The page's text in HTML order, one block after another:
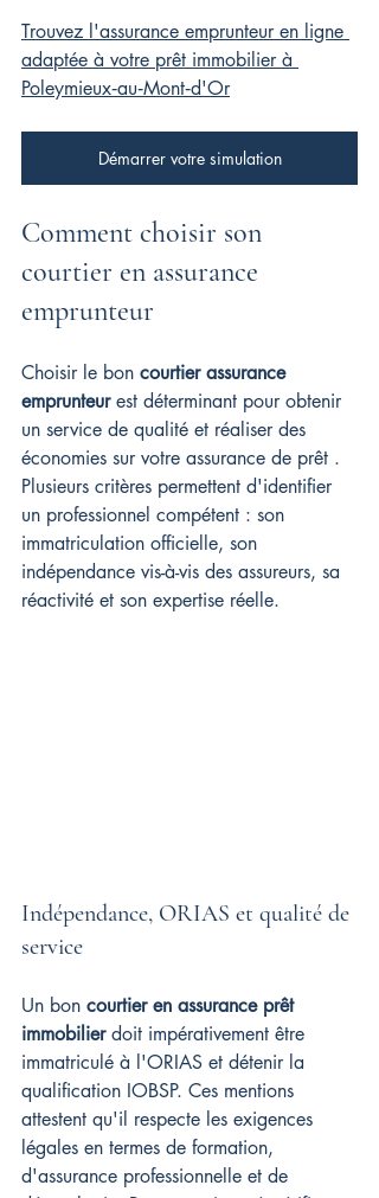
Trouvez l'assurance emprunteur en ligne
adaptée à votre prêt immobilier à
Poleymieux‑au‑Mont‑d'Or
Démarrer votre simulation
Comment choisir son
courtier en assurance
emprunteur
Choisir le bon courtier assurance
emprunteur est déterminant pour obtenir
un service de qualité et réaliser des
économies sur votre assurance de prêt .
Plusieurs critères permettent d'identifier
un professionnel compétent : son
immatriculation officielle, son
indépendance vis-à-vis des assureurs, sa
réactivité et son expertise réelle.
Indépendance, ORIAS et qualité de
service
Un bon courtier en assurance prêt
immobilier doit impérativement être
immatriculé à l'ORIAS et détenir la
qualification IOBSP. Ces mentions
attestent qu'il respecte les exigences
légales en termes de formation,
d'assurance professionnelle et de